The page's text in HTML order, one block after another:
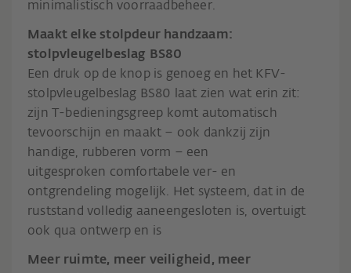
minimalistisch voorraadbeheer.
Maakt elke stolpdeur handzaam:
stolpvleugelbeslag BS80
Een druk op de knop is genoeg en het KFV-
stolpvleugelbeslag BS80 laat zien wat erin zit:
zijn T-bedieningsgreep komt automatisch
tevoorschijn en maakt – ook dankzij zijn
handige, rubberen vorm – een
uitgesproken comfortabele ver- en
ontgrendeling mogelijk. Het systeem, dat in de
ruststand volledig aaneengesloten is, overtuigt
ook qua ontwerp en is
Meer ruimte, meer veiligheid, meer